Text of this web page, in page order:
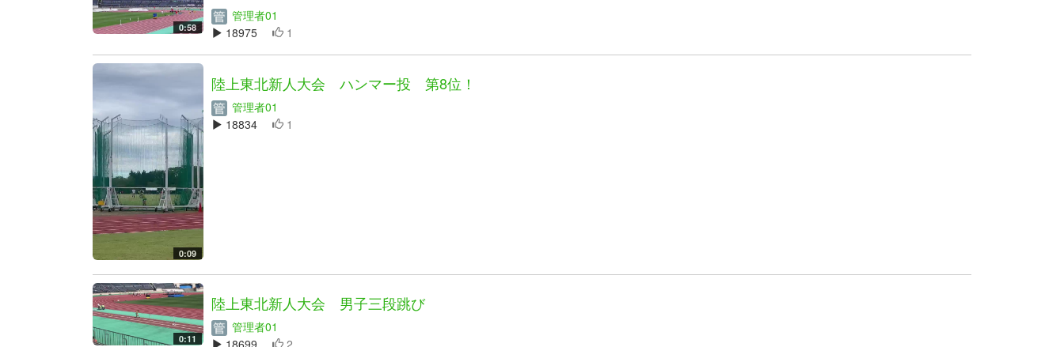
0:58
管理者01
18975
1
0:09
陸上東北新人大会 ハンマー投 第8位！
管理者01
18834
1
0:11
陸上東北新人大会 男子三段跳び
管理者01